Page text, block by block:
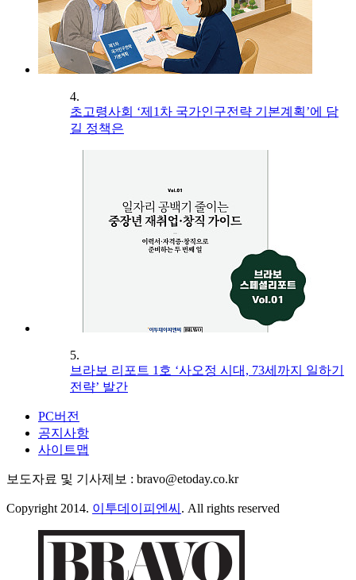
4.
초고령사회 ‘제1차 국가인구전략 기본계획’에 담
길 정책은
5.
브라보 리포트 1호 ‘사오정 시대, 73세까지 일하기
전략’ 발간
PC버전
공지사항
사이트맵
보도자료 및 기사제보 : bravo@etoday.co.kr
Copyright 2014. 이투데이피엔씨 . All rights reserved